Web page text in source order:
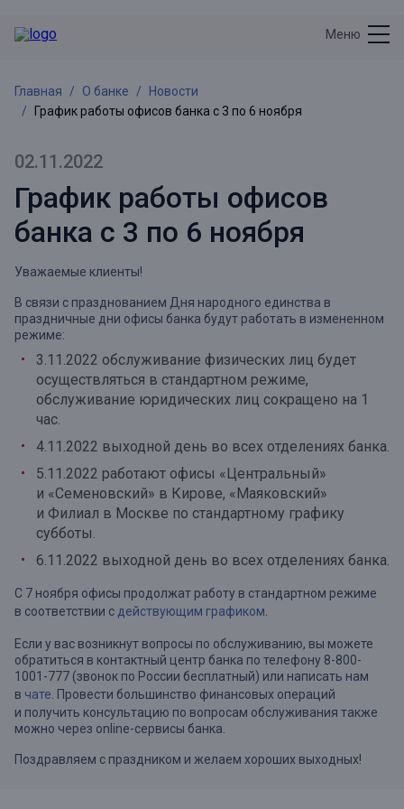
Меню
Главная О банке
Новости
График работы офисов банка с 3 по 6 ноября
02.11.2022
График работы офисов
банка с 3 по 6 ноября
Уважаемые клиенты!
В связи с празднованием Дня народного единства в
праздничные дни офисы банка будут работать в измененном
режиме:
3.11.2022 обслуживание физических лиц будет
осуществляться в стандартном режиме,
обслуживание юридических лиц сокращено на 1
час.
4.11.2022 выходной день во всех отделениях банка.
5.11.2022 работают офисы «Центральный»
и «Семеновский» в Кирове, «Маяковский»
и Филиал в Москве по стандартному графику
субботы.
6.11.2022 выходной день во всех отделениях банка.
С 7 ноября офисы продолжат работу в стандартном режиме
в соответствии с действующим графиком
Если у вас возникнут вопросы по обслуживанию, вы можете
обратиться в контактный центр банка по телефону 8-800-
1001-777 (звонок по России бесплатный) или написать нам
в чате . Провести большинство финансовых операций
и получить консультацию по вопросам обслуживания также
можно через online-сервисы банка.
Поздравляем с праздником и желаем хороших выходных!